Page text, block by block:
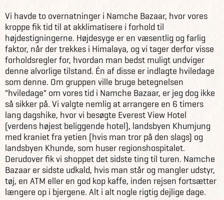
Vi havde to overnatninger i Namche Bazaar, hvor vores
kroppe fik tid til at akklimatisere i forhold til
højdestigningerne. Højdesyge er en væsentlig og farlig
faktor, når der trekkes i Himalaya, og vi tager derfor visse
forholdsregler for, hvordan man bedst muligt undviger
denne alvorlige tilstand. Én af disse er indlagte hviledage
som denne. Om gruppen ville bruge betegnelsen
"hviledage" om vores tid i Namche Bazaar, er jeg dog ikke
så sikker på. Vi valgte nemlig at arrangere en 6 timers
lang dagshike, hvor vi besøgte Everest View Hotel
(verdens højest beliggende hotel), landsbyen Khumjung
med kraniet fra yetien (hvis man tror på den slags) og
landsbyen Khunde, som huser regionshospitalet.
Derudover fik vi shoppet det sidste ting til turen. Namche
Bazaar er sidste udkald, hvis man står og mangler udstyr,
tøj, en ATM eller en god kop kaffe, inden rejsen fortsætter
længere op i bjergene. Alt i alt nogle rigtig dejlige dage.